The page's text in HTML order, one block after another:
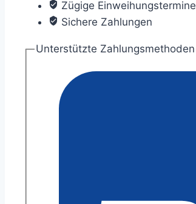
Menge
Zügige Einweihungstermine
Sichere Zahlungen
Unterstützte Zahlungsmethoden